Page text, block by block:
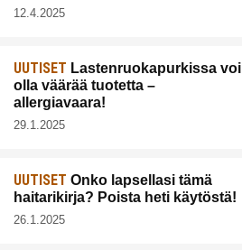
12.4.2025
UUTISET Lastenruokapurkissa voi
olla väärää tuotetta –
allergiavaara!
29.1.2025
UUTISET Onko lapsellasi tämä
haitarikirja? Poista heti käytöstä!
26.1.2025